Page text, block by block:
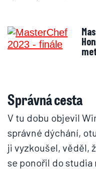
Správná cesta
V tu dobu objevil
správné dýchání,
ji vyzkoušel, věděl,
se ponořil do studia